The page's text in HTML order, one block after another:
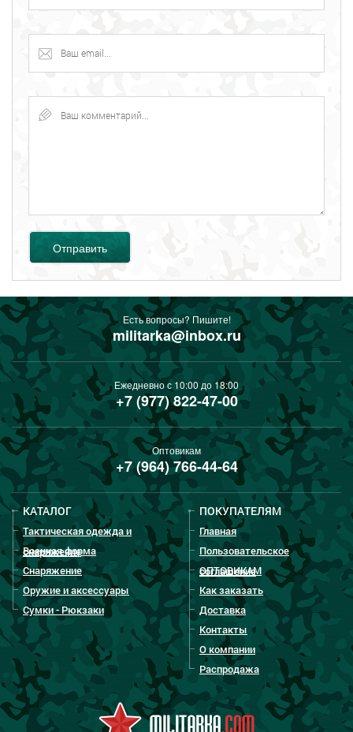
Отправить
Есть вопросы? Пишите!
militarka@inbox.ru
Ежедневно с 10:00 до 18:00
+7 (977) 822-47-00
Оптовикам
+7 (964) 766-44-64
КАТАЛОГ
Тактическая одежда и
снаряжение
Военная форма
Снаряжение
Оружие и аксессуары
Сумки - Рюкзаки
ПОКУПАТЕЛЯМ
Главная
Пользовательское
соглашение
ОПТОВИКАМ
Как заказать
Доставка
Контакты
О компании
Распродажа